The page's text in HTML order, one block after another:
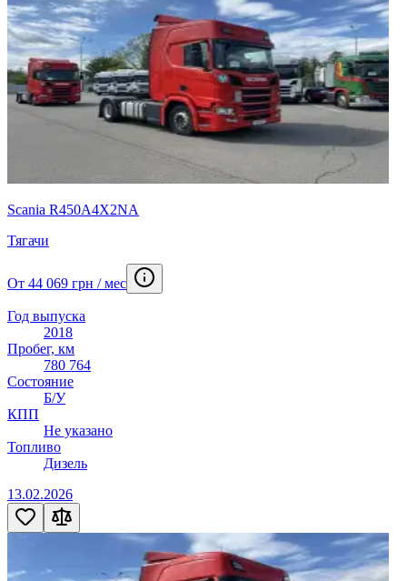
Scania R450A4X2NA
Тягачи
От 44 069 грн / мес
Год выпуска
2018
Пробег, км
780 764
Состояние
Б/У
КПП
Не указано
Топливо
Дизель
13.02.2026